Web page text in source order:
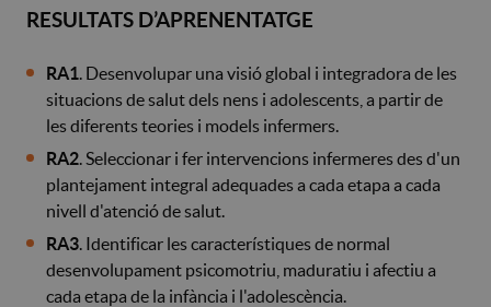
RESULTATS D’APRENENTATGE
RA1 . Desenvolupar una visió global i integradora de les
situacions de salut dels nens i adolescents, a partir de
les diferents teories i models infermers.
RA2 . Seleccionar i fer intervencions infermeres des d'un
plantejament integral adequades a cada etapa a cada
nivell d'atenció de salut.
RA3 . Identificar les característiques de normal
desenvolupament psicomotriu, maduratiu i afectiu a
cada etapa de la infància i l'adolescència.